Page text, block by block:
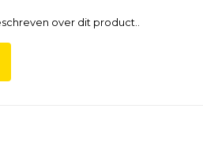
over dit product..